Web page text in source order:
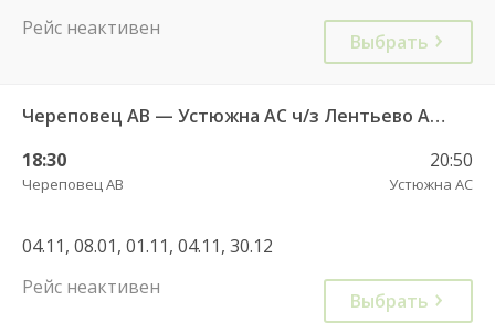
Рейс неактивен
Выбрать
Череповец АВ — Устюжна АС ч/з Лентьево АС 750
18:30
Череповец АВ
20:50
Устюжна АС
04.11, 08.01, 01.11, 04.11, 30.12
Рейс неактивен
Выбрать